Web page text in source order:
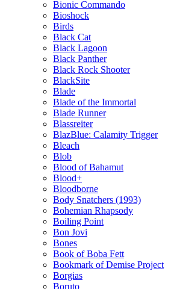
Bionic Commando
Bioshock
Birds
Black Cat
Black Lagoon
Black Panther
Black Rock Shooter
BlackSite
Blade
Blade of the Immortal
Blade Runner
Blassreiter
BlazBlue: Calamity Trigger
Bleach
Blob
Blood of Bahamut
Blood+
Bloodborne
Body Snatchers (1993)
Bohemian Rhapsody
Boiling Point
Bon Jovi
Bones
Book of Boba Fett
Bookmark of Demise Project
Borgias
Boruto